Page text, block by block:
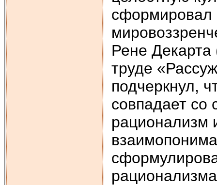
сформировал
Рене
труде
подчеркнул,
совпадает со
рационализм